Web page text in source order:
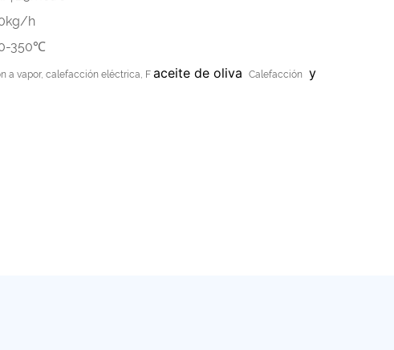
h
350℃
a vapor, calefacción eléctrica, Faceite de oliva Calefacción y